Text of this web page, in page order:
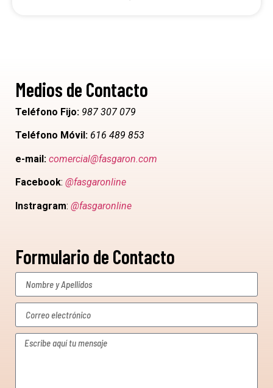
Medios de Contacto
Teléfono Fijo: 987 307 079
Teléfono Móvil: 616 489 853
e-mail: comercial@fasgaron.com
Facebook: @fasgaronline
Instragram: @fasgaronline
Formulario de Contacto